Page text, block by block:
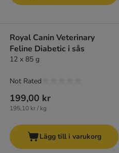
Royal Canin Veterinary
Feline Diabetic i sås
12 x 85 g
199,00 kr
195,10 kr / kg
Not Rated
Lägg till i varukorg